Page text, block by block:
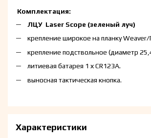
Комплектация:
ЛЦУ Laser Scope (зеленый луч)
крепление широкое на планку
крепление подствольное (диаметр
литиевая батарея 1 х CR123А.
выносная тактическая кнопка.
Характеристики